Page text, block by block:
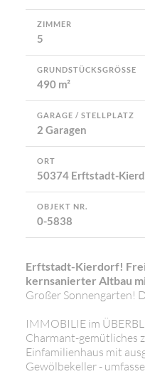
ZIMMER
5
GRUNDSTÜCKSGRÖSSE
490 m²
GARAGE / STELLPLATZ
2 Garagen
ORT
50374 Erftstadt-
OBJEKT NR.
0-5838
Erftstadt-Kierdorf!
kernsanierter Altbau
Großer Sonnengarten!
IMMOBILIE im
Charmant-gemütliches
Einfamilienhaus mit
Gewölbekeller -